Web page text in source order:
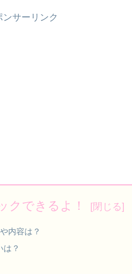
ンサーリンク
クできるよ！
内容は？
は？